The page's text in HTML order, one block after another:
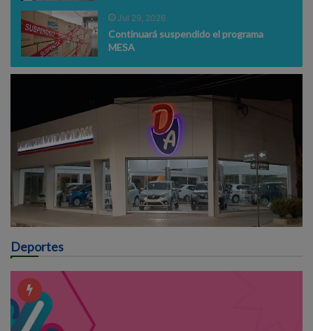
Jul 29, 2026
Continuará suspendido el programa
MESA
Deportes